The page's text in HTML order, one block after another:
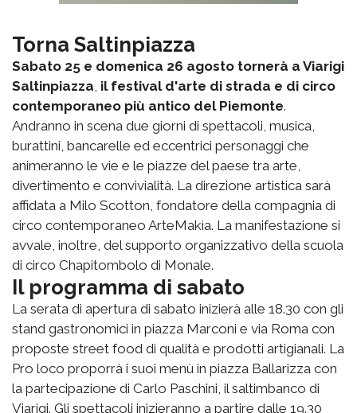
Torna Saltinpiazza
Sabato 25 e domenica 26 agosto tornerà a Viarigi
Saltinpiazza il festival d'arte di strada e di circo
contemporaneo più antico del Piemonte.
Andranno in scena due giorni di spettacoli, musica,
burattini, bancarelle ed eccentrici personaggi che
animeranno le vie e le piazze del paese tra arte,
divertimento e convivialità. La direzione artistica sarà
affidata a Milo Scotton, fondatore della compagnia di
circo contemporaneo ArteMakìa. La manifestazione si
avvale, inoltre, del supporto organizzativo della scuola
di circo Chapitombolo di Monale.
Il programma di sabato
La serata di apertura di sabato inizierà alle 18.30 con gli
stand gastronomici in piazza Marconi e via Roma con
proposte street food di qualità e prodotti artigianali. La
Pro loco proporrà i suoi menù in piazza Ballarizza con
la partecipazione di Carlo Paschini, il saltimbanco di
Viarigi. Gli spettacoli inizieranno a partire dalle 19.30